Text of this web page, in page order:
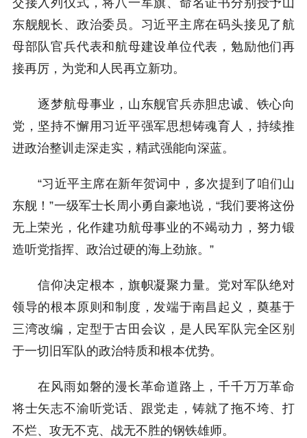
交接入列仪式，将八一军旗、命名证书分别授予山
东舰舰长、政治委员。习近平主席在码头接见了航
母部队官兵代表和航母建设单位代表，勉励他们再
接再厉，为党和人民再立新功。
逐梦航母事业，山东舰官兵赤胆忠诚、铁心向
党，坚持不懈用习近平强军思想铸魂育人，持续推
进政治整训走深走实，精武强能向深蓝。
“习近平主席在新年贺词中，多次提到了咱们山
东舰！”一级军士长周小勇自豪地说，“我们要将这份
无上荣光，化作建功航母事业的不竭动力，努力锻
造听党指挥、政治过硬的海上劲旅。”
信仰决定根本，旗帜凝聚力量。党对军队绝对
领导的根本原则和制度，发端于南昌起义，奠基于
三湾改编，定型于古田会议，是人民军队完全区别
于一切旧军队的政治特质和根本优势。
在风雨如磐的漫长革命道路上，千千万万革命
将士矢志不渝听党话、跟党走，铸就了拖不垮、打
不烂、攻无不克、战无不胜的钢铁雄师。